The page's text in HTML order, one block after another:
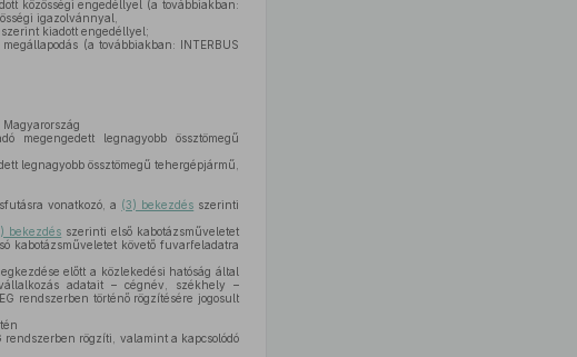
közösségi engedéllyel (a továbbiakban:
igazolvánnyal,
kiadott engedéllyel;
(a továbbiakban: INTERBUS
legnagyobb össztömegű
legnagyobb össztömegű tehergépjármű,
vonatkozó, a (3) bekezdés szerinti
bekezdés szerinti első kabotázsműveletet
kabotázsműveletet követő fuvarfeladatra
előtt a közlekedési hatóság által
adatait – cégnév, székhely –
rendszerben történő rögzítésére jogosult
rögzíti, valamint a kapcsolódó